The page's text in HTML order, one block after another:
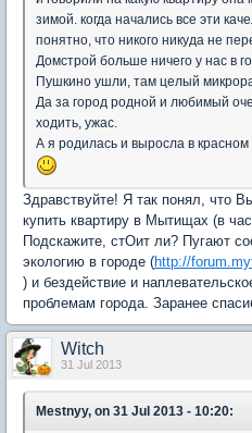
зимой. когда начались все эти
понятно, что никого никуда не
Домстрой больше ничего у нас в
Пушкино ушли, там целый
Да за город родной и любимый
ходить, ужас.
А я родилась и выросла в
Здравствуйте! Я так понял, что
купить квартиру в Мытищах (в
Подскажите, стОит ли? Пугают
экологию в городе (http://
) и бездействие и
проблемам города. Заранее
Witch
31 Jul 2013
Mestnyy, on 31 Jul 2013 - 10:20: